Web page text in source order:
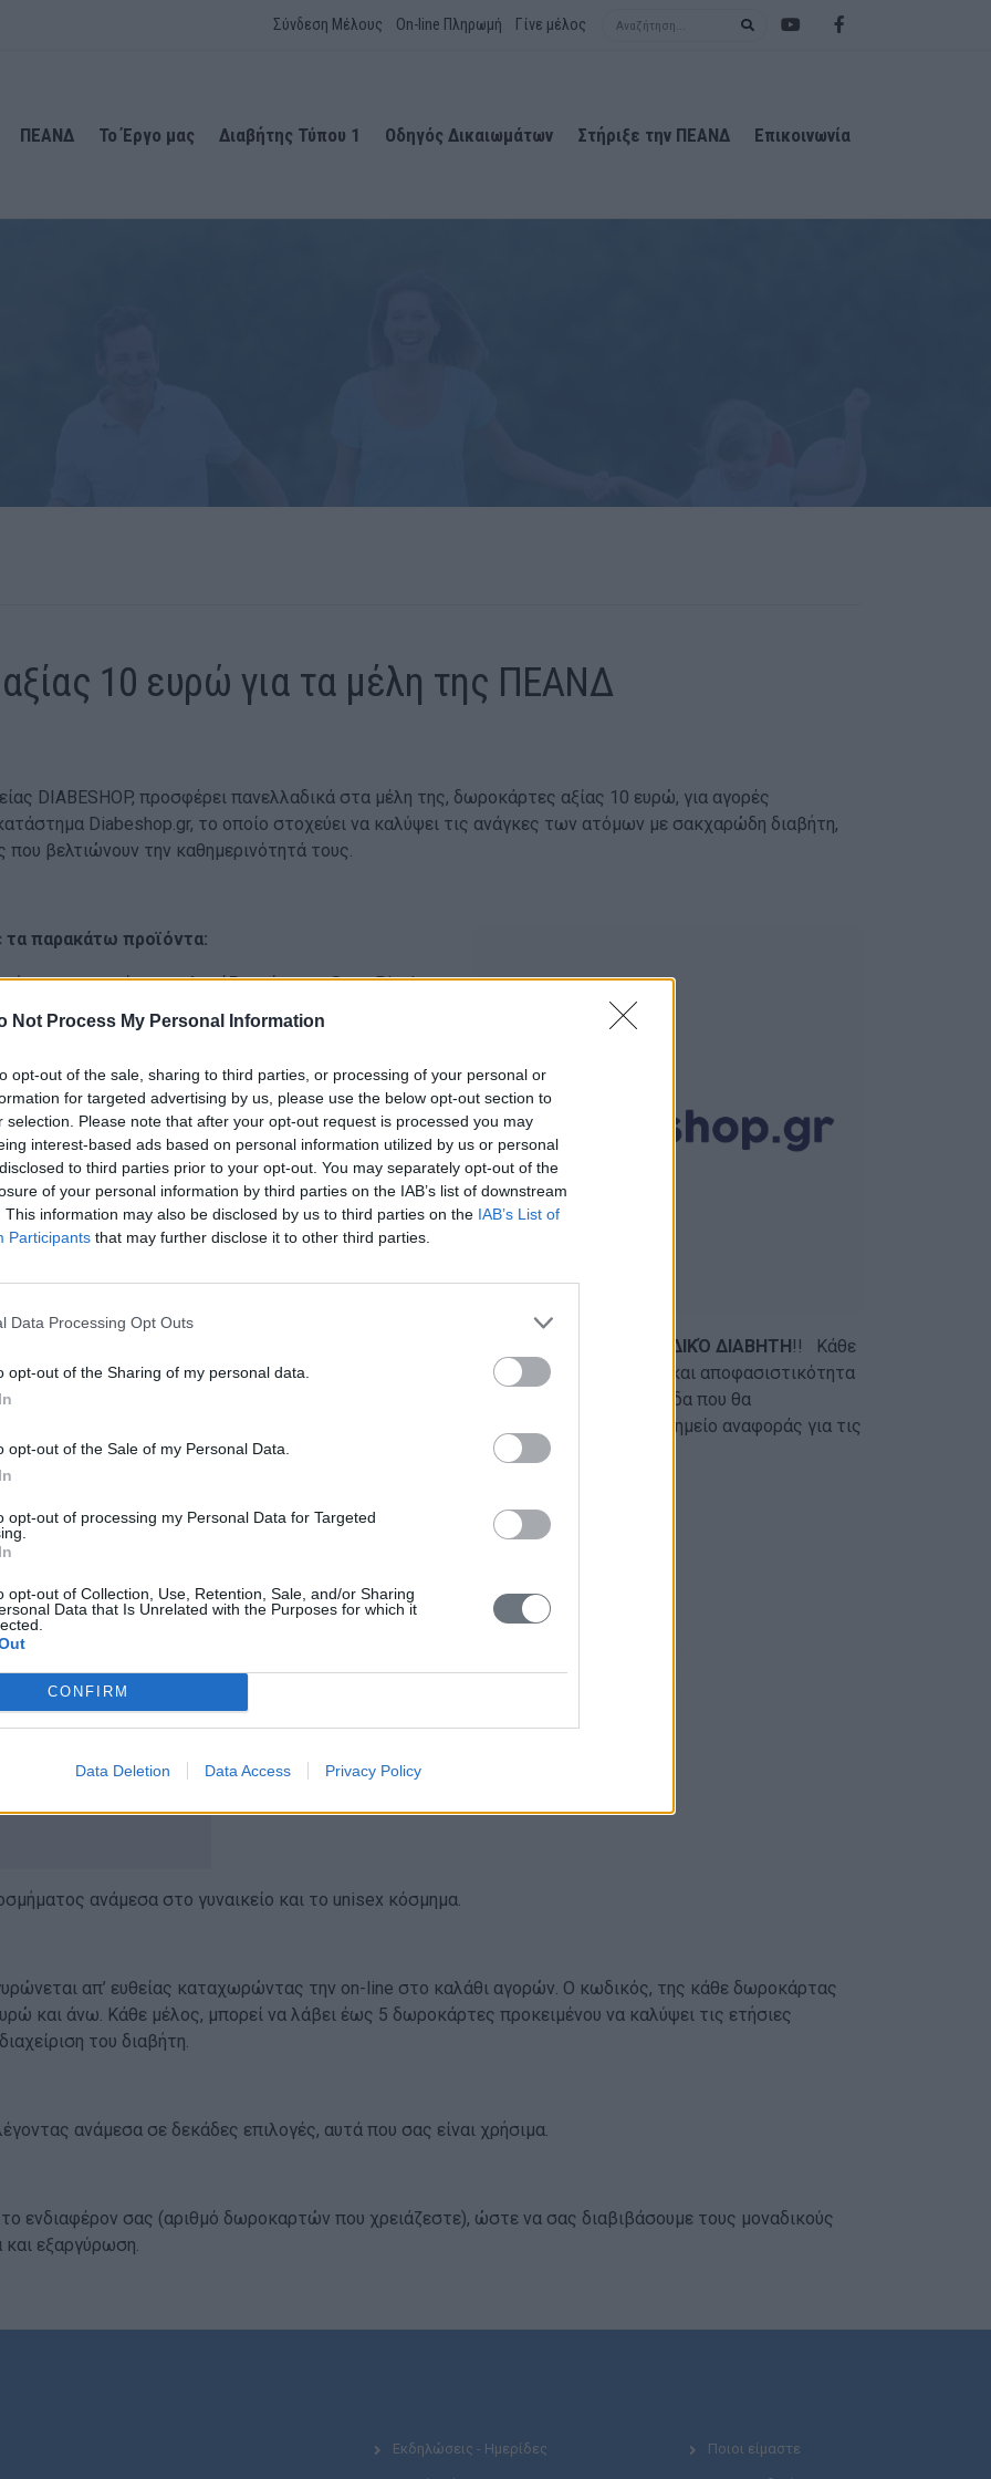
Not Process My Personal Information
opt-out of the sale, sharing to third parties, or processing of your personal or
for targeted advertising by us, please use the below opt-out section to
selection. Please note that after your opt-out request is processed you may
interest-based ads based on personal information utilized by us or personal
to third parties prior to your opt-out. You may separately opt-out of the
of your personal information by third parties on the IAB’s list of downstream
This information may also be disclosed by us to third parties on the IAB’s List of
Participants that may further disclose it to other third parties.
Data Processing Opt Outs
opt-out of the Sharing of my personal data.
opt-out of the Sale of my Personal Data.
opt-out of processing my Personal Data for Targeted
opt-out of Collection, Use, Retention, Sale, and/or Sharing
Data that Is Unrelated with the Purposes for which it
CONFIRM
Data Deletion Data Access Privacy Policy
Σύνδεση Μέλους On-line Πληρωμή Γίνε μέλος Search term
ΠΕΑΝΔ Το Έργο μας Διαβήτης Τύπου 1 Οδηγός Δικαιωμάτων Στήριξε την ΠΕΑΝΔ Επικοινωνία
10 ευρώ για τα μέλη της ΠΕΑΝΔ
DIABESHOP, προσφέρει πανελλαδικά στα μέλη της, δωροκάρτες αξίας 10 ευρώ, για αγορές
Diabeshop.gr, το οποίο στοχεύει να καλύψει τις ανάγκες των ατόμων με σακχαρώδη διαβήτη,
βελτιώνουν την καθημερινότητά τους.
τα παρακάτω προϊόντα:
απεικόνισης γλυκόζης αίματος SugarPixel και
αισθητήρες και καθετήρες
(Αυτοκόλλητα, Patches, Stickers,κ.α.)
(ισοθερμικές τσάντες & θήκες)
τη σωστή εφαρμογή και εύκολη αφαίρεση των
σχεδιασμένα για τη διαχείριση του Διαβήτη
δέρμα
– Για άμεση ειδοποίηση σε περίπτωση ανάγκης
ένα πανέμορφο βραχιόλι ΚΑΡΑΜΕΛΑ που αποτελεί σύμβολο για τον ΠΑΙΔΙΚΌ ΔΙΑΒΗΤΗ !! Κάθε
και είναι αφιερωμένη σε όλα τα παιδιά και νέους που αντιμετωπίζουν με δύναμη και αποφασιστικότητα
(γυναικείο και unisex) για να επιλέξετε αυτό που σας ταιριάζει καλύτερα. Τα έσοδα που θα
στη δημιουργία του νέου Πολυχώρου της Π.Ε.Α.Ν.Δ., ο οποίος θα αποτελεί σημείο αναφοράς για τις
να ανοίξει τις πόρτες του στο κοινό το 2025!
ανάμεσα στο γυναικείο και το unisex κόσμημα.
απ’ ευθείας καταχωρώντας την on-line στο καλάθι αγορών. Ο κωδικός, της κάθε δωροκάρτας
και άνω. Κάθε μέλος, μπορεί να λάβει έως 5 δωροκάρτες προκειμένου να καλύψει τις ετήσιες
του διαβήτη.
ανάμεσα σε δεκάδες επιλογές, αυτά που σας είναι χρήσιμα.
το ενδιαφέρον σας (αριθμό δωροκαρτών που χρειάζεστε), ώστε να σας διαβιβάσουμε τους μοναδικούς
εξαργύρωση.
Εκδηλώσεις - Ημερίδες Ποιοι είμαστε